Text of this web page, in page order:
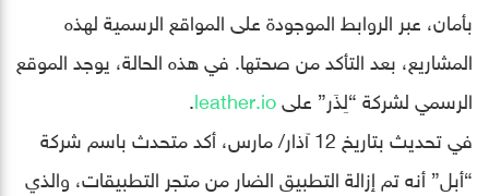
بأمان، عبر الروابط الموجودة على المواقع الرسمية لهذه
المشاريع، بعد التأكد من صحتها. في هذه الحالة، يوجد الموقع
الرسمي لشركة “لِذَر” علىleather.io
.
في تحديث بتاريخ 12 آذار/ مارس، أكد متحدث باسم شركة
“أبل” أنه تم إزالة التطبيق الضار من متجر التطبيقات، والذي